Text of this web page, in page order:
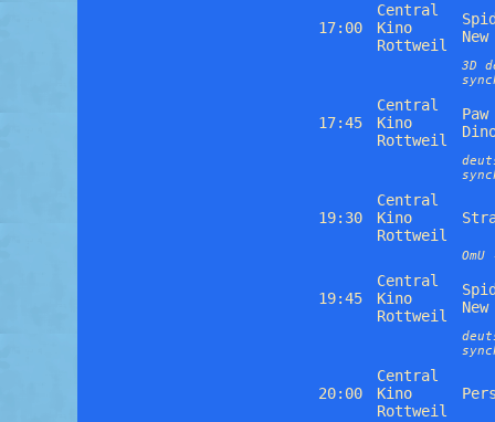
17:00
Central
Kino
Rottweil
3D
17:45
Central
Kino
Rottweil
19:30
Central
Kino
Rottweil
19:45
Central
Kino
Rottweil
20:00
Central
Kino
Rottweil